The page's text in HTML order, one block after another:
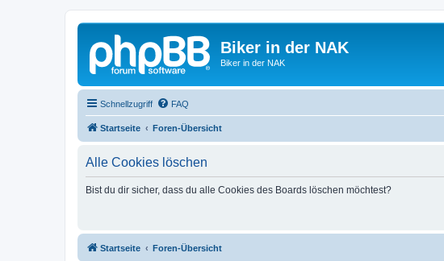
Biker in der NAK
Biker in der NAK
Schnellzugriff FAQ
Startseite Foren-Übersicht
Alle Cookies löschen
Bist du dir sicher, dass du alle Cookies des Boards löschen möchtest?
Startseite Foren-Übersicht